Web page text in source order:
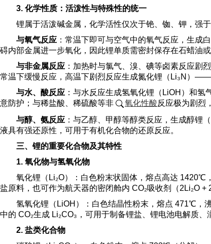
3. 化学性质：活泼性与特殊性的统一
锂属于活泼碱金属，化学活性仅次于铯、铷、钾，强
与氧气反应 ：常温下即可与空气中的氧气反应，生成
碍内部金属进一步氧化，因此锂单质需密封保存在石蜡油
与非金属反应 ：加热时与氯气、溴、碘等卤素反应剧
常温下缓慢反应，高温下剧烈反应生成氮化锂（Li₃N）
与水、酸反应 ：与水反应生成氢氧化锂（LiOH）和
意防护；与稀盐酸、稀硫酸等非
氧化性酸反应极为剧烈
与醇、氨反应 ：与乙醇、甲醇等醇类反应，生成醇锂
液具有强还原性，可用于有机化合物的还原反应。
三、锂的重要化合物及其特性
1. 氧化物与氢氧化物
氧化锂（Li₂O）：白色粉末状固体，熔点高达 1420℃
盐原料，也可作为航天器的密闭舱内 CO₂吸收剂（2Li₂O +
氢氧化锂（LiOH）：白色结晶性粉末，熔点 471℃，
中的 CO₂生成 Li₂CO₃，可用于制备锂盐、锂电池电解质
2. 盐类化合物